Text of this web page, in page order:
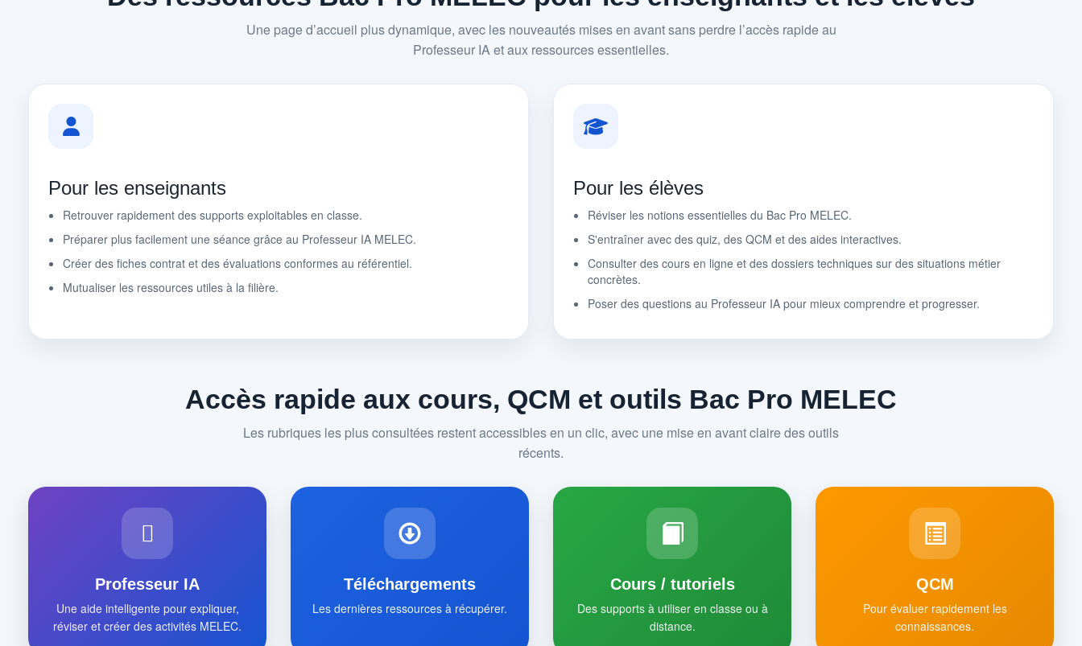
Une page d’accueil plus dynamique, avec les nouveautés mises en avant sans perdre l’accès rapide au
Professeur IA et aux ressources essentielles.
Pour les enseignants
Retrouver rapidement des supports exploitables en classe.
Préparer plus facilement une séance grâce au Professeur IA MELEC.
Créer des fiches contrat et des évaluations conformes au référentiel.
Mutualiser les ressources utiles à la filière.
Pour les élèves
Réviser les notions essentielles du Bac Pro MELEC.
S'entraîner avec des quiz, des QCM et des aides interactives.
Consulter des cours en ligne et des dossiers techniques sur des situations métier
concrètes.
Poser des questions au Professeur IA pour mieux comprendre et progresser.
Accès rapide aux cours, QCM et outils Bac Pro MELEC
Les rubriques les plus consultées restent accessibles en un clic, avec une mise en avant claire des outils
récents.
Professeur IA
Une aide intelligente pour expliquer,
réviser et créer des activités MELEC.
Téléchargements
Les dernières ressources à récupérer.
Cours / tutoriels
Des supports à utiliser en classe ou à
distance.
QCM
Pour évaluer rapidement les
connaissances.